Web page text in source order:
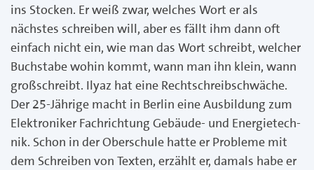
ins Sto­cken. Er weiß zwar, welches Wort er als
nächstes schreiben will, aber es fällt ihm dann oft
einfach nicht ein, wie man das Wort schreibt, welcher
Buchstabe wohin kommt, wann man ihn klein, wann
großschreibt. Ilyaz hat eine Rechtschreib­schwäche.
Der 25-Jährige macht in Berlin eine Ausbildung zum
Elektroniker Fachrichtung Gebäude- und Energietech­
nik. Schon in der Oberschule hatte er Probleme mit
dem Schreiben von Texten, erzählt er, damals habe er